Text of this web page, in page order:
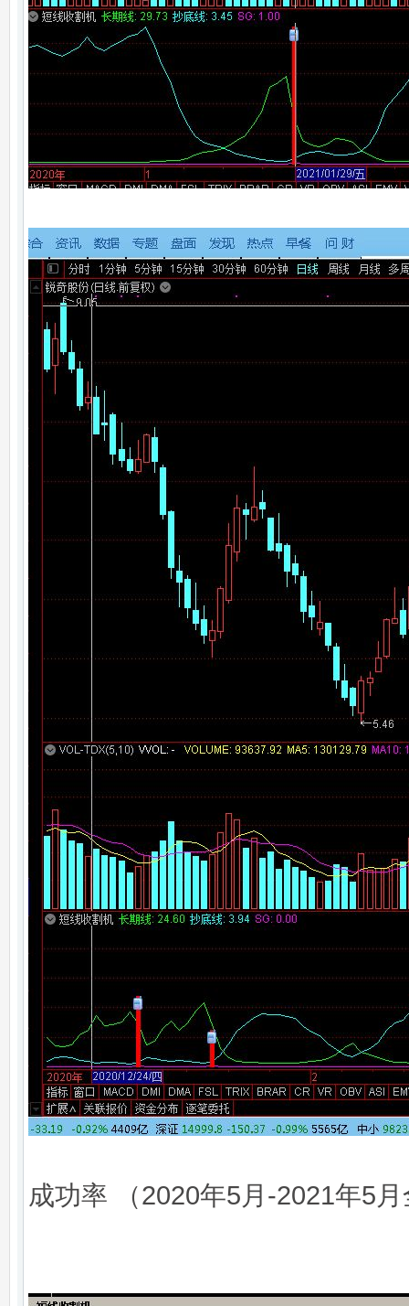
成功率 （2020年5月-2021年5